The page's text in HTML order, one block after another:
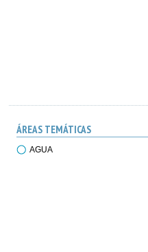
ÁREAS TEMÁTICAS
AGUA